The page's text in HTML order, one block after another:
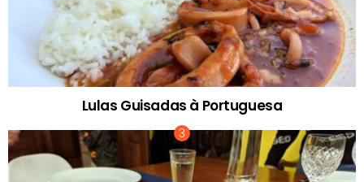
Lulas Guisadas à Portuguesa